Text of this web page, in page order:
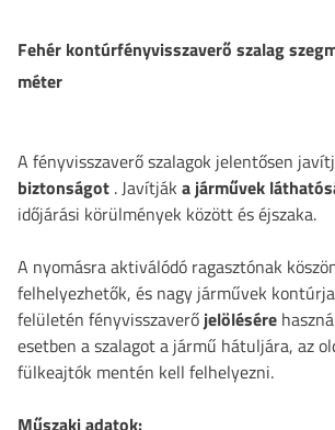
Fehér kontúrfényvisszaverő szalag
méter
A fényvisszaverő szalagok jelentősen
biztonságot . Javítják a járművek
időjárási körülmények között és éjszaka.
A nyomásra aktiválódó ragasztónak
felhelyezhetők, és nagy járművek
felületén fényvisszaverő jelölésére
esetben a szalagot a jármű hátuljára, az
fülkeajtók mentén kell felhelyezni.
Műszaki adatok: